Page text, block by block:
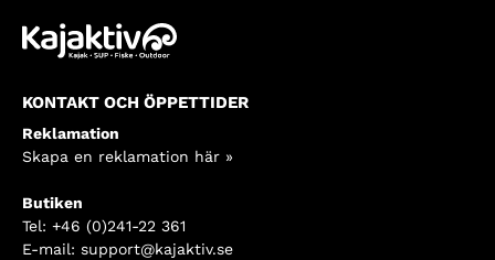
KONTAKT OCH ÖPPETTIDER
Reklamation
Skapa en reklamation här »
Butiken
Tel: +46 (0)241-22 361
E-mail: support@kajaktiv.se